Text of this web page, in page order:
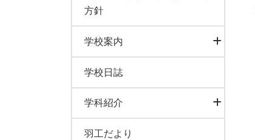
方針
学校案内
学校日誌
学科紹介
羽工だより